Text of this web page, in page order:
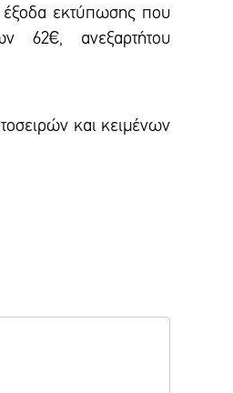
έξοδα εκτύπωσης που
62€, ανεξαρτήτου
και κειμένων